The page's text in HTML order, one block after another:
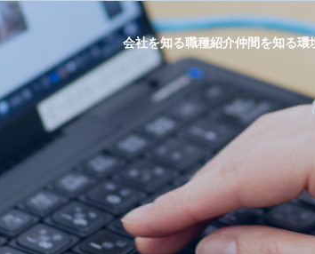
会社を知る職種紹介仲間を知る環